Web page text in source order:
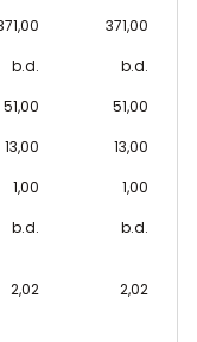
371,00
b.d.
b.d.
51,00
51,00
13,00
13,00
1,00
1,00
b.d. b.d.
2,02 2,02